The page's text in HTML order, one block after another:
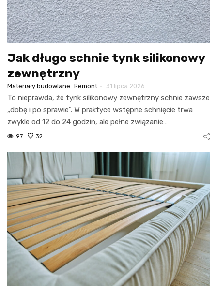
Jak długo schnie tynk silikonowy
zewnętrzny
Materiały budowlane Remont - 31 lipca 2026
To nieprawda, że tynk silikonowy zewnętrzny schnie zawsze
„dobę i po sprawie”. W praktyce wstępne schnięcie trwa
zwykle od 12 do 24 godzin, ale pełne związanie…
97 32